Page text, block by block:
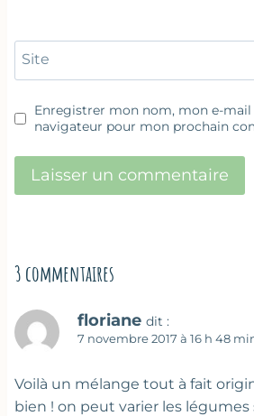
Site
Enregistrer mon nom, mon e-
navigateur pour mon prochain
3 commentaires
floriane dit :
7 novembre 2017 à 16 h 48
Voilà un mélange tout à fait
bien ! on peut varier les légumes